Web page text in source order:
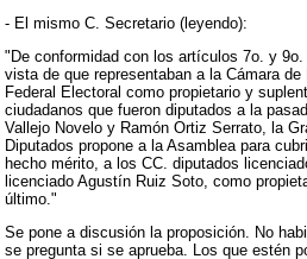
- El mismo C. Secretario (leyendo):
"De conformidad con los artículos 7o. y
vista de que representaban a la Cámara
Federal Electoral como propietario y
ciudadanos que fueron diputados a la
Vallejo Novelo y Ramón Ortiz Serrato, la
Diputados propone a la Asamblea para
hecho mérito, a los CC. diputados
licenciado Agustín Ruiz Soto, como
último."
Se pone a discusión la proposición. No
se pregunta si se aprueba. Los que estén